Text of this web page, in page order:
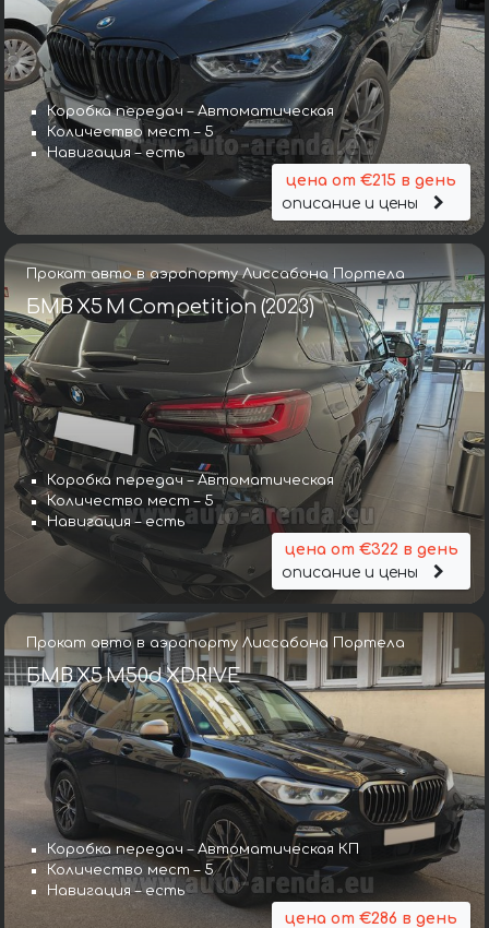
Коробка передач – Автоматическая
Количество мест – 5
Навигация – есть
цена от €215 в день
описание и цены
Прокат авто в аэропорту Лиссабона Портела
БМВ X5 M Competition (2023)
Коробка передач – Автоматическая
Количество мест – 5
Навигация – есть
цена от €322 в день
описание и цены
Прокат авто в аэропорту Лиссабона Портела
БМВ X5 M50d XDRIVE
Коробка передач – Автоматическая КП
Количество мест – 5
Навигация – есть
цена от €286 в день